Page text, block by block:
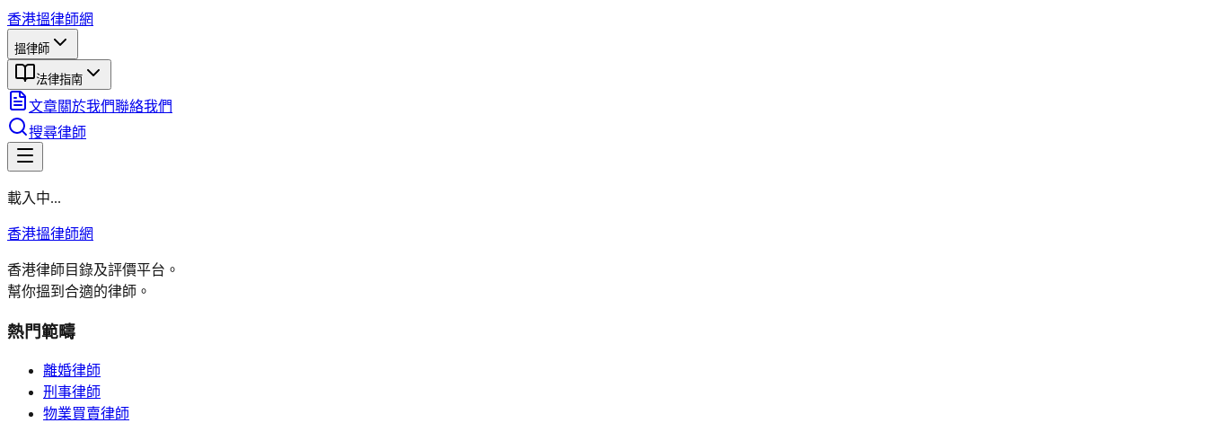
香港搵律師網
搵律師
法律指南
文章關於我們聯絡我們
搜尋律師
載入中...
香港搵律師網
香港律師目錄及評價平台。
幫你搵到合適的律師。
熱門範疇
離婚律師
刑事律師
物業買賣律師